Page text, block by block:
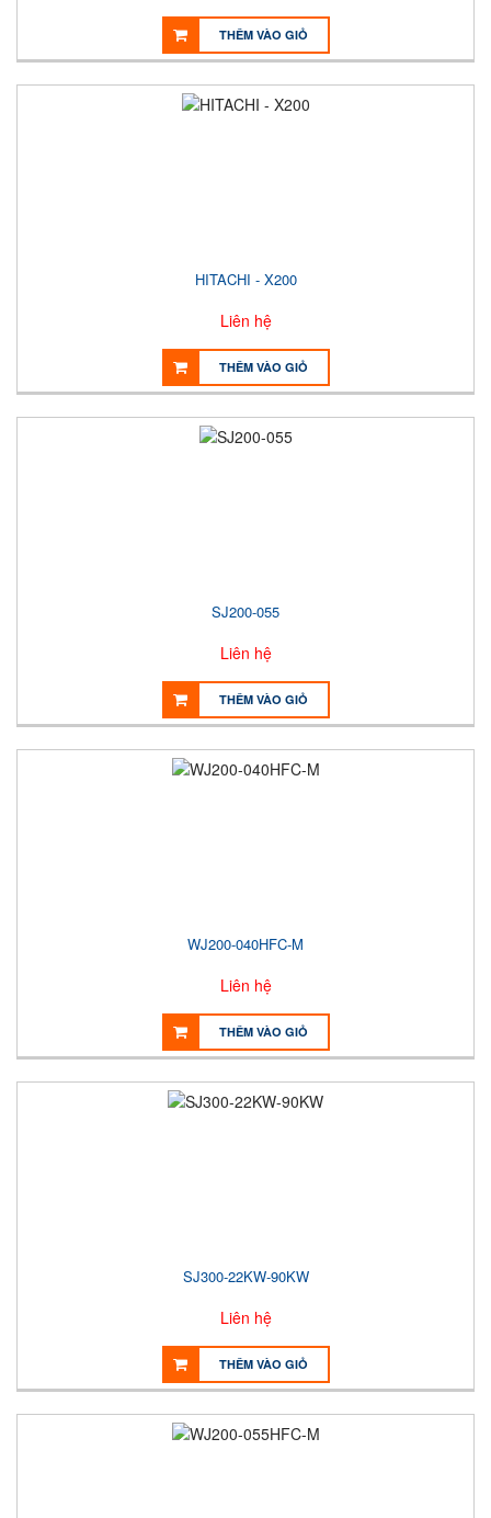
THÊM VÀO GIỎ
HITACHI - X200
Liên hệ
THÊM VÀO GIỎ
SJ200-055
Liên hệ
THÊM VÀO GIỎ
WJ200-040HFC-M
Liên hệ
THÊM VÀO GIỎ
SJ300-22KW-90KW
Liên hệ
THÊM VÀO GIỎ